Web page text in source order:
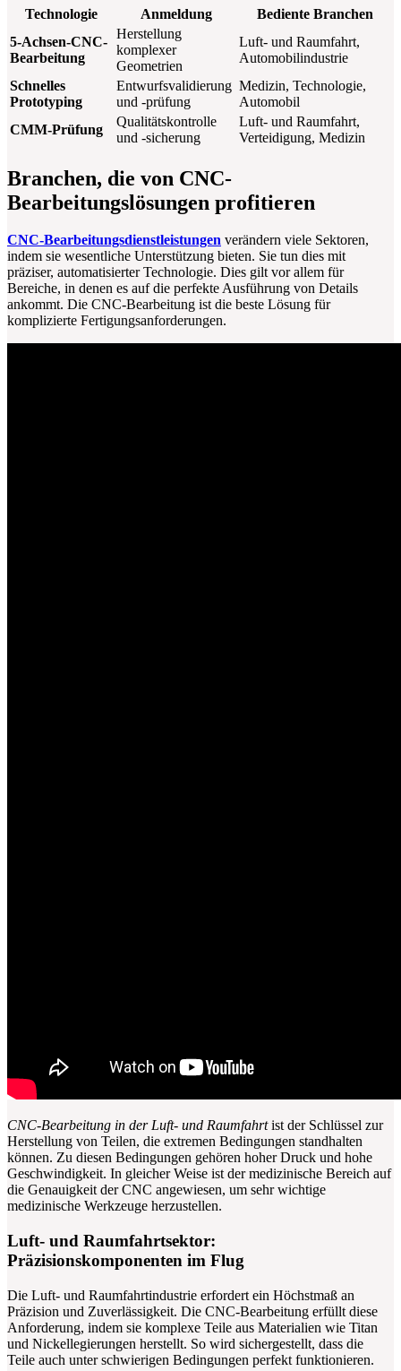
Technologie Anmeldung
Bediente Branchen
5-Achsen-CNC-
Bearbeitung
Herstellung
komplexer
Geometrien
Luft- und Raumfahrt,
Automobilindustrie
Schnelles
Prototyping
Entwurfsvalidierung
und -prüfung
Medizin, Technologie,
Automobil
CMM-Prüfung
Qualitätskontrolle
und -sicherung
Luft- und Raumfahrt,
Verteidigung, Medizin
Branchen, die von CNC-
Bearbeitungslösungen profitieren
CNC-Bearbeitungsdienstleistungen verändern viele Sektoren,
indem sie wesentliche Unterstützung bieten. Sie tun dies mit
präziser, automatisierter Technologie. Dies gilt vor allem für
Bereiche, in denen es auf die perfekte Ausführung von Details
ankommt. Die CNC-Bearbeitung ist die beste Lösung für
komplizierte Fertigungsanforderungen.
CNC-Bearbeitung in der Luft- und Raumfahrtist der Schlüssel zur
Herstellung von Teilen, die extremen Bedingungen standhalten
können. Zu diesen Bedingungen gehören hoher Druck und hohe
Geschwindigkeit. In gleicher Weise ist der medizinische Bereich auf
die Genauigkeit der CNC angewiesen, um sehr wichtige
medizinische Werkzeuge herzustellen.
Luft- und Raumfahrtsektor:
Präzisionskomponenten im Flug
Die Luft- und Raumfahrtindustrie erfordert ein Höchstmaß an
Präzision und Zuverlässigkeit. Die CNC-Bearbeitung erfüllt diese
Anforderung, indem sie komplexe Teile aus Materialien wie Titan
und Nickellegierungen herstellt. So wird sichergestellt, dass die
Teile auch unter schwierigen Bedingungen perfekt funktionieren.